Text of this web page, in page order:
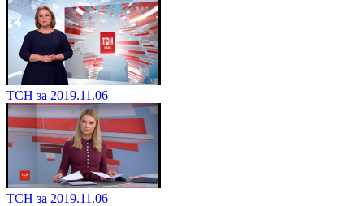
ТСН за 2019.11.06
ТСН за 2019.11.06